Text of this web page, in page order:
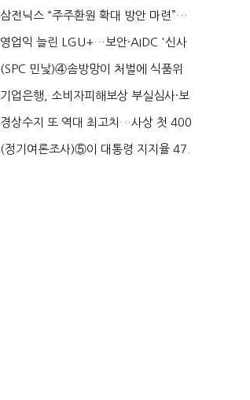
세 구하기 더 ...
삼전닉스 “주주환원 확대 방안 마련”…
로이터에 성명...
영업익 늘린 LGU+…보안·AIDC '신사
업 드라이브'...
(SPC 민낯)④솜방망이 처벌에 식품위
생법 위반 반복...
기업은행, 소비자피해보상 부실심사·보
이스피싱 공시 ...
경상수지 또 역대 최고치…사상 첫 400
억달러에 '3% 성...
(정기여론조사)⑤이 대통령 지지율 47.